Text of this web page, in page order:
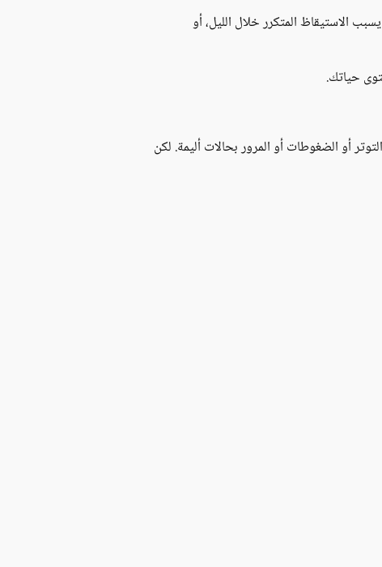
الاستيقاظ المتكرر خلال الليل، أو
حياتك.
أو الضغوطات أو المرور بحالات أليمة. لكن